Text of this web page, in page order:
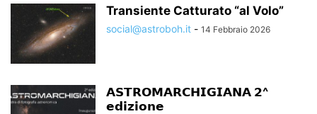
Transiente Catturato “al Volo”
social@astroboh.it - 14 Febbraio 2026
𝗔𝗦𝗧𝗥𝗢𝗠𝗔𝗥𝗖𝗛𝗜𝗚𝗜𝗔𝗡𝗔 𝟮^
𝗲𝗱𝗶𝘇𝗶𝗼𝗻𝗲